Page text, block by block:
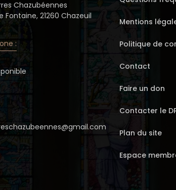
Chazubéennes
Fontaine, 21260 Chazeuil
:
Mentions
Politique de
Contact
Faire un don
Contacter le
Plan du site
Espace